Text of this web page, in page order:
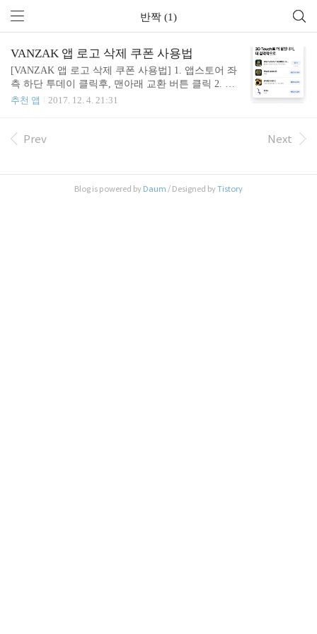
반짝 (1)
VANZAK 앱 로고 삭제 쿠폰 사용법
[VANZAK 앱 로고 삭제 쿠폰 사용법] 1. 앱스토어 좌
측 하단 투데이 클릭후, 맨아래 교환 버튼 클릭 2. 수
령한 리딤코드 입력후, 상단 코드 교환 클릭 3. 코드
우: 추가 결제 금액이 표시되지만 바로 무료 쿠폰 코
추천 앱 2017. 12. 4. 21:31
Prev Next
Blog is powered by Daum / Designed byTistory